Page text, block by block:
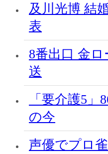
及川光博 結
表
8番出口 金
送
「要介護5」
の今
声優でプロ